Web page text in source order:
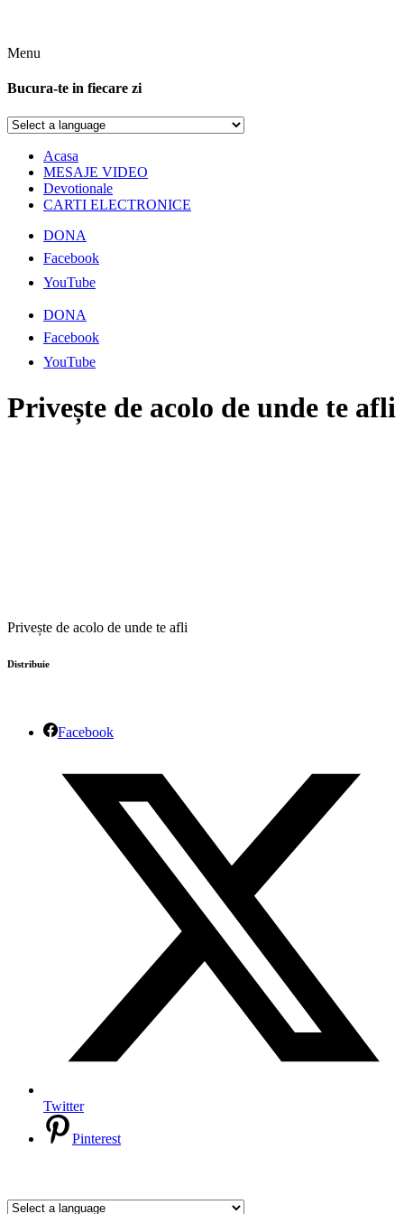
Menu
Bucura-te in fiecare zi
Acasa
MESAJE VIDEO
Devotionale
CARTI ELECTRONICE
DONA
Facebook
YouTube
DONA
Facebook
YouTube
Privește de acolo de unde te afli
Privește de acolo de unde te afli
Distribuie
Facebook
Twitter
Pinterest